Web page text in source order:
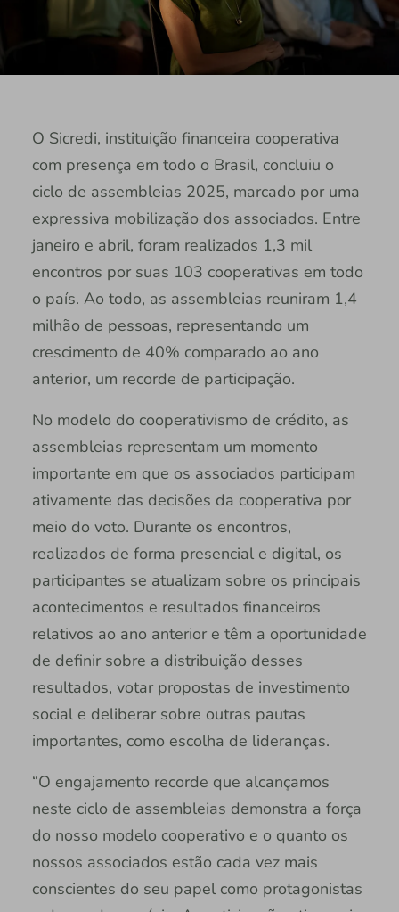
O Sicredi, instituição financeira cooperativa
com presença em todo o Brasil, concluiu o
ciclo de assembleias 2025, marcado por uma
expressiva mobilização dos associados. Entre
janeiro e abril, foram realizados 1,3 mil
encontros por suas 103 cooperativas em todo
o país. Ao todo, as assembleias reuniram 1,4
milhão de pessoas, representando um
crescimento de 40% comparado ao ano
anterior, um recorde de participação.
No modelo do cooperativismo de crédito, as
assembleias representam um momento
importante em que os associados participam
ativamente das decisões da cooperativa por
meio do voto. Durante os encontros,
realizados de forma presencial e digital, os
participantes se atualizam sobre os principais
acontecimentos e resultados financeiros
relativos ao ano anterior e têm a oportunidade
de definir sobre a distribuição desses
resultados, votar propostas de investimento
social e deliberar sobre outras pautas
importantes, como escolha de lideranças.
“O engajamento recorde que alcançamos
neste ciclo de assembleias demonstra a força
do nosso modelo cooperativo e o quanto os
nossos associados estão cada vez mais
conscientes do seu papel como protagonistas